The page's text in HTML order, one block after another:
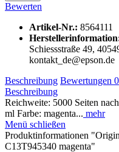
Bewerten
Artikel-Nr.: 8564111
Herstellerinformation
Schiessstraße 49,
kontakt_de@epson.de
Beschreibung Bewertungen 0
Beschreibung
Reichweite: 5000 Seiten
ml Farbe: magenta... mehr
Menü schließen
Produktinformationen
C13T945340 magenta"